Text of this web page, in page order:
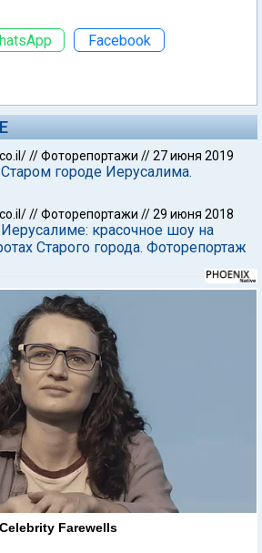
Facebook
//Фоторепортажи //27 июня 2019
городе Иерусалима.
//Фоторепортажи //29 июня 2018
красочное шоу на
Старого города. Фоторепортаж
Farewells